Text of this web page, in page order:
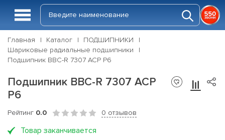
Главная Каталог
ПОДШИПНИКИ
Шариковые радиальные подшипники
Подшипник BBC-R 7307 ACP P6
Подшипник BBC-R 7307 ACP
P6
Рейтинг 0.0 0 отзывов
Товар заканчивается